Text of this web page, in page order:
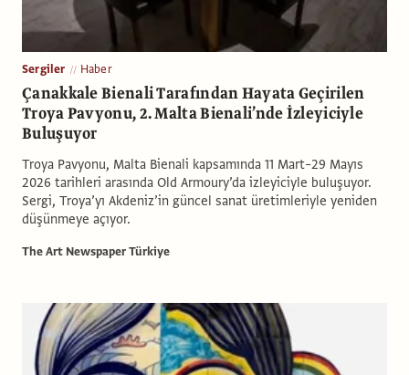
Sergiler Haber
Çanakkale Bienali Tarafından Hayata Geçirilen
Troya Pavyonu, 2. Malta Bienali’nde İzleyiciyle
Buluşuyor
Troya Pavyonu, Malta Bienali kapsamında 11 Mart–29 Mayıs
2026 tarihleri arasında Old Armoury’da izleyiciyle buluşuyor.
Sergi, Troya’yı Akdeniz’in güncel sanat üretimleriyle yeniden
düşünmeye açıyor.
The Art Newspaper Türkiye